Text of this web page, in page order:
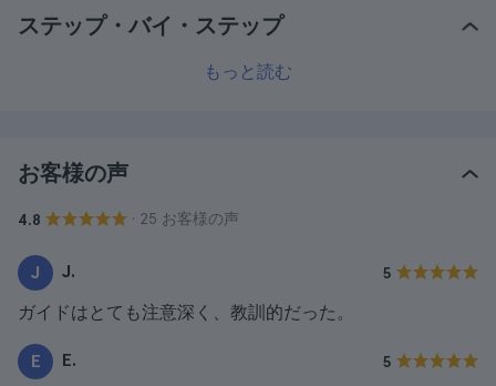
ステップ・バイ・ステップ
もっと読む
お客様の声
4.8 · 25 お客様の声
J J. 5
ガイドはとても注意深く、教訓的だった。
E E. 5